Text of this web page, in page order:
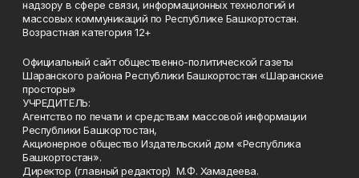
надзору в сфере связи, информационных технологий и
массовых коммуникаций по Республике Башкортостан.
Возрастная категория 12+
Официальный сайт общественно-политической газеты
Шаранского района Республики Башкортостан «Шаранские
просторы»
УЧРЕДИТЕЛЬ:
Агентство по печати и средствам массовой информации
Республики Башкортостан,
Акционерное общество Издательский дом «Республика
Башкортостан».
Директор (главный редактор) М.Ф. Хамадеева.